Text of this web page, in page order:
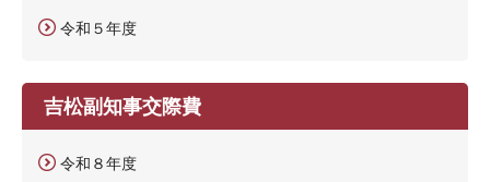
令和５年度
吉松副知事交際費
令和８年度